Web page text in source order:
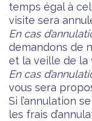
temps égal à
visite sera
En cas
demandons de
et la veille de la
En cas
vous sera
Si l’annulation
les frais